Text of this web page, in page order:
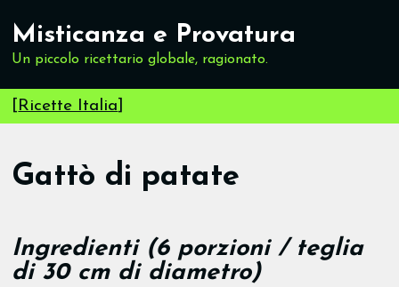
Misticanza e Provatura
Un piccolo ricettario globale, ragionato.
[Ricette Italia]
Gattò di patate
Ingredienti (6 porzioni / teglia
di 30 cm di diametro)